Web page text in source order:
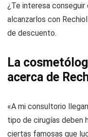
¿Te interesa
alcanzarlos con
de descuento.
La
acerca de
«A mi consultorio
tipo de cirugías deben
ciertas famosas que